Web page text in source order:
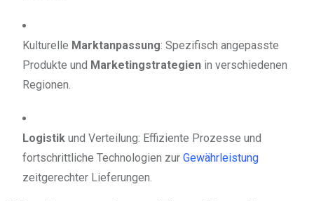
Kulturelle Marktanpassung: Spezifisch angepasste
Produkte und Marketingstrategien in verschiedenen
Regionen.
Logistik und Verteilung: Effiziente Prozesse und
fortschrittliche Technologien zur Gewährleistung
zeitgerechter Lieferungen.